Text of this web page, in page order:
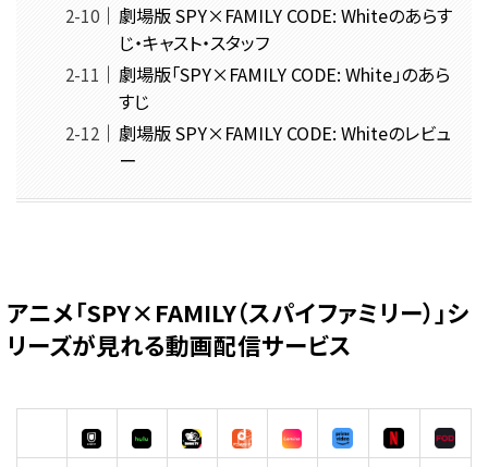
劇場版 SPY×FAMILY CODE: Whiteのあらす
じ・キャスト・スタッフ
劇場版「SPY×FAMILY CODE: White」のあら
すじ
劇場版 SPY×FAMILY CODE: Whiteのレビュ
ー
アニメ「SPY×FAMILY（スパイファミリー）」シ
リーズが見れる動画配信サービス